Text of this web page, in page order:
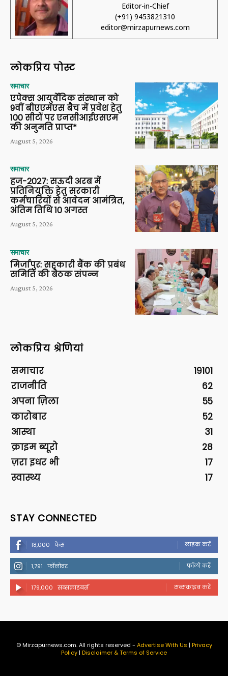
Editor-in-Chief
(+91) 9453821310
editor@mirzapurnews.com
लोकप्रिय पोस्ट
समाचार
एपेक्स आयुर्वेदिक संस्थान को
9वीं बीएएमएस बैच में प्रवेश हेतु
100 सीटों पर एनसीआईएसएम
की अनुमति प्राप्त*
August 5, 2026
समाचार
हज-2027: सऊदी अरब में
प्रतिनियुक्ति हेतु सरकारी
कर्मचारियों से आवेदन आमंत्रित,
अंतिम तिथि 10 अगस्त
August 5, 2026
समाचार
मिर्जापुर: सहकारी बैंक की प्रबंध
समिति की बैठक संपन्न
August 5, 2026
लोकप्रिय श्रेणियां
समाचार
19101
राजनीति
62
अपना ज़िला
55
कारोबार
52
आस्था
31
क्राइम ब्यूरो
28
ज़रा इधर भी
17
स्वास्थ्य
17
STAY CONNECTED
18,000 फैंस लाइक करें
1,791 फॉलोवर फॉलो करें
179,000 सब्सक्राइबर्स सब्सक्राइब करें
© Mirzapurnews.com. All rights reserved - Advertise With Us | Privacy
Policy| Disclaimer & Terms of Service